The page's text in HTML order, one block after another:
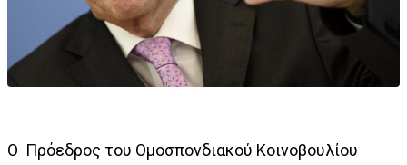
Ο Πρόεδρος του Ομοσπονδιακού Κοινοβουλίου